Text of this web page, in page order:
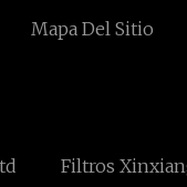
Mapa Del Sitio
Filtros